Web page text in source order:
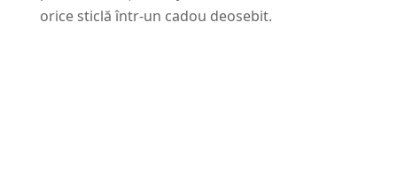
orice sticlă într-un cadou deosebit.